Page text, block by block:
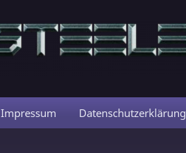
Impressum Datenschutzerklärung